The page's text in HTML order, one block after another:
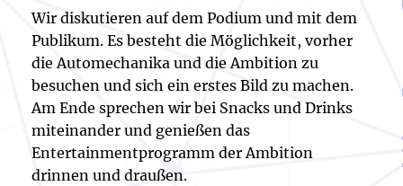
Wir diskutieren auf dem Podium und mit dem
Publikum. Es besteht die Möglichkeit, vorher
die Automechanika und die Ambition zu
besuchen und sich ein erstes Bild zu machen.
Am Ende sprechen wir bei Snacks und Drinks
miteinander und genießen das
Entertainmentprogramm der Ambition
drinnen und draußen.